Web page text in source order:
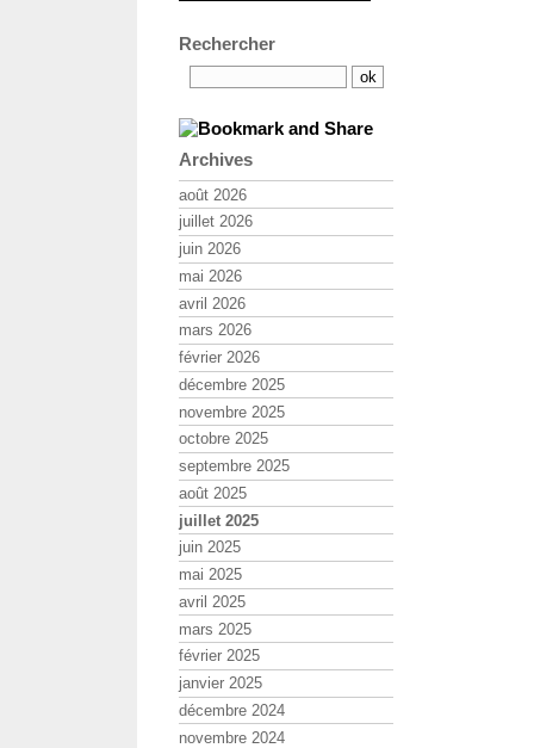
Rechercher
Archives
août 2026
juillet 2026
juin 2026
mai 2026
avril 2026
mars 2026
février 2026
décembre 2025
novembre 2025
octobre 2025
septembre 2025
août 2025
juillet 2025
juin 2025
mai 2025
avril 2025
mars 2025
février 2025
janvier 2025
décembre 2024
novembre 2024